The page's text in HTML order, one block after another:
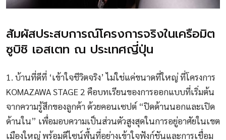
สัมผัสประสบการณ์โครงการจริงในเครือมิต
ซูบิชิ เอสเตท ณ ประเทศญี่ปุ่น
1. บ้านที่ดีที่ ‘เข้าใจชีวิตจริง’ ไม่ใช่แค่ขนาดที่ใหญ่ ที่โครงการ
KOMAZAWA STAGE 2 คือบทเรียนของการออกแบบที่เริ่มต้น
จากความรู้สึกของลูกค้า ด้วยคอนเซปต์ “ปิดด้านนอกและเปิด
ด้านใน” เพื่อมอบความเป็นส่วนตัวสูงสุดในการอยู่อาศัยในเขต
เมืองใหญ่ พร้อมดีไซน์พื้นที่อย่างเข้าใจฟังก์ชันและการเชื่อม